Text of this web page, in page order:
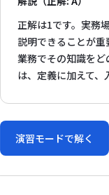
正解は1です。実務
説明できることが重
業務でその知識を
は、定義に加えて、
演習モードで解く